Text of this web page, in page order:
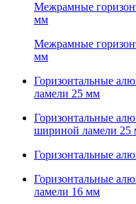
Межрамные
мм
Межрамные
мм
Горизонтальные
ламели 25 мм
Горизонтальные
шириной ламели 25
Горизонтальные
Горизонтальные
ламели 16 мм